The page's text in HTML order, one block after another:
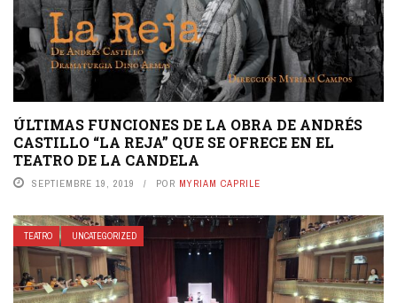
ÚLTIMAS FUNCIONES DE LA OBRA DE ANDRÉS
CASTILLO “LA REJA” QUE SE OFRECE EN EL
TEATRO DE LA CANDELA
SEPTIEMBRE 19, 2019 POR MYRIAM CAPRILE
TEATRO UNCATEGORIZED